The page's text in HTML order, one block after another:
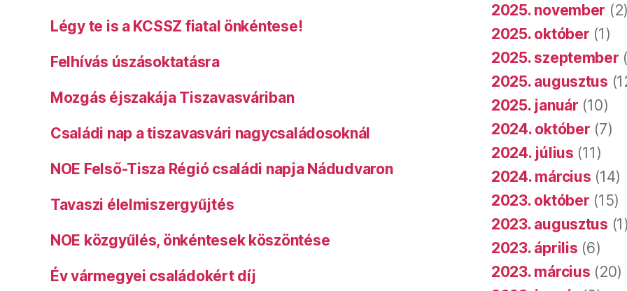
Légy te is a KCSSZ fiatal önkéntese!
Felhívás úszásoktatásra
Mozgás éjszakája Tiszavasváriban
Családi nap a tiszavasvári nagycsaládosoknál
NOE Felső-Tisza Régió családi napja Nádudvaron
Tavaszi élelmiszergyűjtés
NOE közgyűlés, önkéntesek köszöntése
Év vármegyei családokért díj
2025. november (2)
2025. október (1)
2025. szeptember
2025. augusztus
2025. január (10)
2024. október (7)
2024. július (11)
2024. március (14)
2023. október (15)
2023. augusztus (1)
2023. április (6)
2023. március (20)